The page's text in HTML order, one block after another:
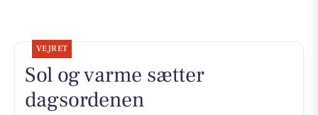
VEJRET
Sol og varme sætter
dagsordenen